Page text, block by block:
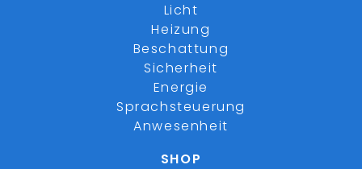
Licht
Heizung
Beschattung
Sicherheit
Energie
Sprachsteuerung
Anwesenheit
SHOP